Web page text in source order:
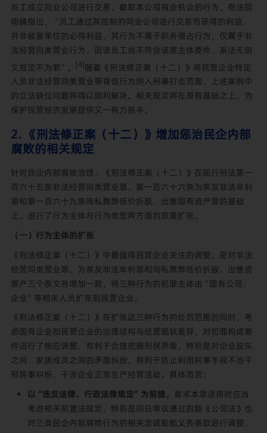
员工成立同业公司进行交易、截取本公司商业机会的行为，有法院
明确指出，“员工通过其控制的同业公司进行交易而获得的利益，
并非被害单位的必得利益，其行为不属于职务侵占行为，仅属于非
法经营同类营业行为，因该员工尚不符合该罪主体要件，系法无明
文规定不为罪”。
[4]随着《刑法修正案（十二）》将民营企业特定
人员非法经营同类营业等背信行为纳入刑事打击范围，上述案例中
的立法缺位问题将得以顺利解决。相关规定将在原有基础之上，为
保护民营经济发展提供又一有力抓手。
2. 《刑法修正案（十二）》增加惩治民企内部
腐败的相关规定
针对民企内部腐败治理，《刑法修正案（十二）》在现行刑法第一
百六十五条非法经营同类营业罪、第一百六十六条为亲友非法牟利
罪和第一百六十九条徇私舞弊低价折股、出售国有资产罪的基础
上，进行了行为主体与行为类型两方面的双重扩张。
（一）行为主体的扩张
《刑法修正案（十二）》中最值得民营企业关注的调整，是对非法
经营同类营业罪、为亲友非法牟利罪和徇私舞弊低价折股、出售资
罪产三个条文各增加一款，将三种行为的犯罪主体由“国有公司、
企业”等相关人员扩张到民营企业。
《刑法修正案（十二）》在扩张这三种行为的处罚范围的同时，考
虑国有企业和民营企业的治理结构与经营现状差异，对犯罪构成要
件进行了相应调整，有利于合理把握刑民界限，特别是对企业股东
之间、家族成员之间的矛盾纠纷，有利于防止利用刑事手段不当干
预民事纠纷、干涉企业正常生产经营活动。具体而言：
以“违反法律、行政法律规定”为前提， 要求本罪适用时应当
考虑相关前置法规定，特别是同日审议通过的新《公司法》也
对三类民企内部腐败行为的相关忠诚勤勉义务条款进行调整，